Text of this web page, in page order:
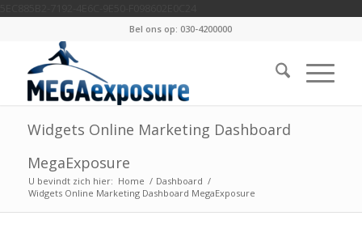
Bel ons op: 030-4200000
Widgets Online Marketing Dashboard
MegaExposure
U bevindt zich hier: Home / Dashboard /
Widgets Online Marketing Dashboard MegaExposure